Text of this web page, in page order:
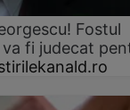
Fostul
fi judecat